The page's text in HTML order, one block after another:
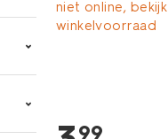
niet online, bekijk
winkelvoorraad
99